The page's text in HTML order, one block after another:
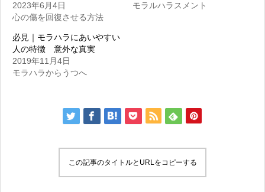
2023年6月4日
心の傷を回復させる方法
モラルハラスメント
必見｜モラハラにあいやすい
人の特徴 意外な真実
2019年11月4日
モラハラからうつへ
この記事のタイトルとURLをコピーする